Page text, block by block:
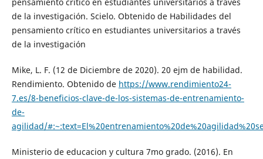
de la investigación. Scielo. Obtenido de Habilidades del
pensamiento crítico en estudiantes universitarios a través
de la investigación
Mike, L. F. (12 de Diciembre de 2020). 20 ejm de habilidad.
Rendimiento. Obtenido de https://www.rendimiento24-
7.es/8-beneficios-clave-de-los-sistemas-de-entrenamiento-
de-
agilidad/
Ministerio de educacion y cultura 7mo grado. (2016). En